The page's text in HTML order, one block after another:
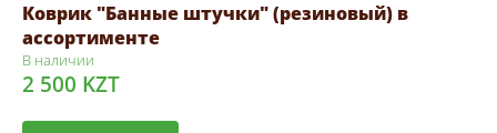
Коврик "Банные штучки" (резиновый) в
ассортименте
В наличии
2 500 KZT